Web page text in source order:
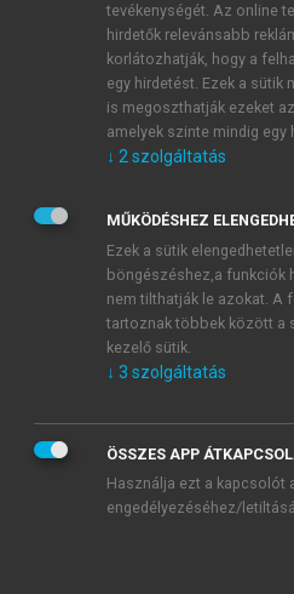
JELSZÓ ÚJRA
Kérek értesítést a MeRSZ
Kérek értesítést az Akadémiai
Adatkezelési tájékoztatóban
veszem és elfogadom.
Általános vásárlási
mersz.huoldalak
tudomásul veszem és
tevékenységét. Az online
hirdetők relevánsabb
korlátozhatják, hogy a
egy hirdetést. Ezek a sütik
is megoszthatják ezeket
amelyek szinte mindig
↓ 2 szolgáltatás
MŰKÖDÉSHEZ
Ezek a sütik
böngészéshez,a funkciók
nem tilthatják le azokat. A
tartoznak többek között a
kezelő sütik.
↓ 3 szolgáltatás
ÖSSZES APP
Használja ezt a kapcsolót
engedélyezéséhez/